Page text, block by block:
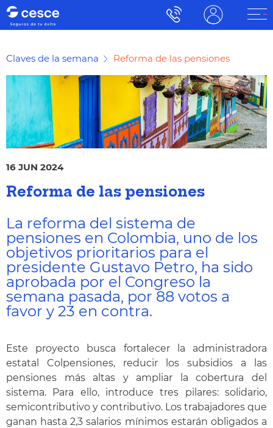
Claves de la semana Reforma de las pensiones
16 JUN 2024
Reforma de las pensiones
La reforma del sistema de
pensiones en Colombia, uno de los
objetivos prioritarios para el
presidente Gustavo Petro, ha sido
aprobada por el Congreso la
semana pasada, por 88 votos a
favor y 23 en contra.
Este proyecto busca fortalecer la administradora
estatal Colpensiones, reducir los subsidios a las
pensiones más altas y ampliar la cobertura del
sistema. Para ello, introduce tres pilares: solidario,
semicontributivo y contributivo. Los trabajadores que
ganan hasta 2,3 salarios mínimos estarán obligados a